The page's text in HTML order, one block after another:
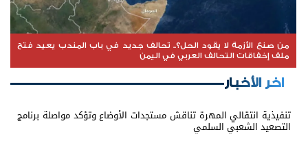
من صنع الأزمة لا يقود الحل؟.. تحالف جديد في باب المندب يعيد فتح
ملف إخفاقات التحالف العربي في اليمن
اخر الأخبار
تنفيذية انتقالي المهرة تناقش مستجدات الأوضاع وتؤكد مواصلة برنامج
التصعيد الشعبي السلمي